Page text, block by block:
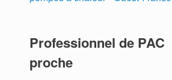
Professionnel de PAC
proche